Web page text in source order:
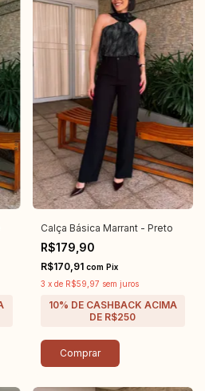
Calça Básica Marrant - Preto
R$179,90
R$170,91 com Pix
3 x de R$59,97 sem juros
Comprar